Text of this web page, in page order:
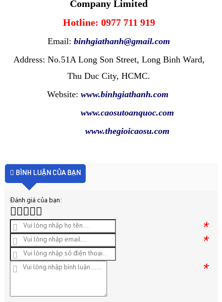
Company Limited
Hotline: 0977 711 919
Email:binhgiathanh@gmail.com
Address: No.51A Long Son Street, Long Binh Ward,
Thu Duc City, HCMC.
Website: www.binhgiathanh.com
www.caosutoanquoc.com
www.thegioicaosu.com
BÌNH LUẬN CỦA BẠN
Đánh giá của bạn:
*
*
*